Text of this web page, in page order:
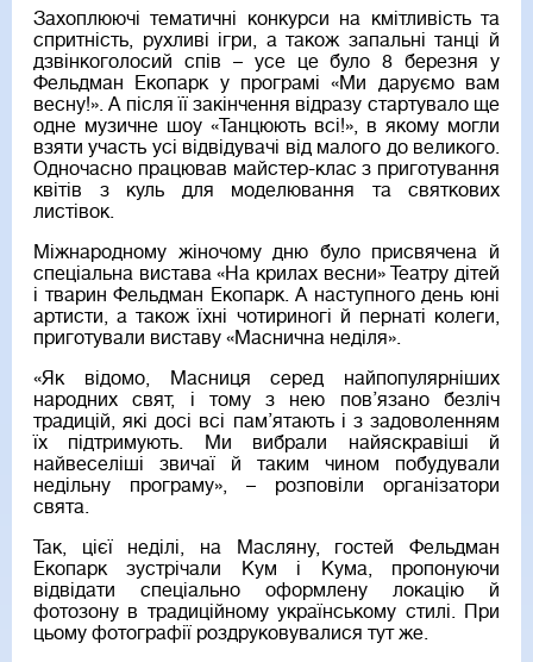
Захоплюючі тематичні конкурси на кмітливість та
спритність, рухливі ігри, а також запальні танці й
дзвінкоголосий спів – усе це було 8 березня у
Фельдман Екопарк у програмі «Ми даруємо вам
весну!». А після її закінчення відразу стартувало ще
одне музичне шоу «Танцюють всі!», в якому могли
взяти участь усі відвідувачі від малого до великого.
Одночасно працював майстер-клас з приготування
квітів з куль для моделювання та святкових
листівок.
Міжнародному жіночому дню було присвячена й
спеціальна вистава «На крилах весни» Театру дітей
і тварин Фельдман Екопарк. А наступного день юні
артисти, а також їхні чотириногі й пернаті колеги,
приготували виставу «Маснична неділя».
«Як відомо, Масниця серед найпопулярніших
народних свят, і тому з нею пов’язано безліч
традицій, які досі всі пам’ятають і з задоволенням
їх підтримують. Ми вибрали найяскравіші й
найвеселіші звичаї й таким чином побудували
недільну програму», – розповіли організатори
свята.
Так, цієї неділі, на Масляну, гостей Фельдман
Екопарк зустрічали Кум і Кума, пропонуючи
відвідати спеціально оформлену локацію й
фотозону в традиційному українському стилі. При
цьому фотографії роздруковувалися тут же.